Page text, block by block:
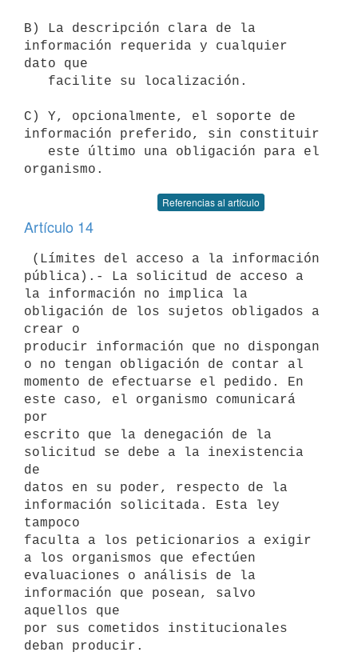
B) La descripción clara de la
información requerida y cualquier
dato que
C) Y, opcionalmente, el soporte de
información preferido, sin constituir
Referencias al artículo
Artículo 14
pública).- La solicitud de acceso a
la información no implica la
obligación de los sujetos obligados a
crear o
producir información que no dispongan
o no tengan obligación de contar al
momento de efectuarse el pedido. En
este caso, el organismo comunicará
por
escrito que la denegación de la
solicitud se debe a la inexistencia
de
datos en su poder, respecto de la
información solicitada. Esta ley
tampoco
faculta a los peticionarios a exigir
a los organismos que efectúen
evaluaciones o análisis de la
información que posean, salvo
aquellos que
por sus cometidos institucionales
deban producir.